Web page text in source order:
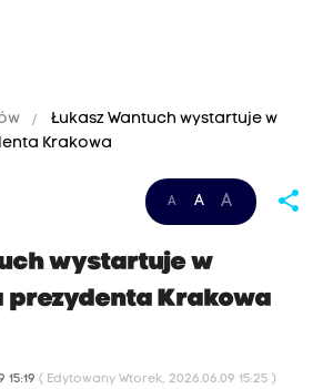
Łukasz Wantuch wystartuje w
Krakowa
A A A share
wystartuje w
prezydenta Krakowa
15:19 ( Edytowany Wtorek, 2026.06.09 15:25 )